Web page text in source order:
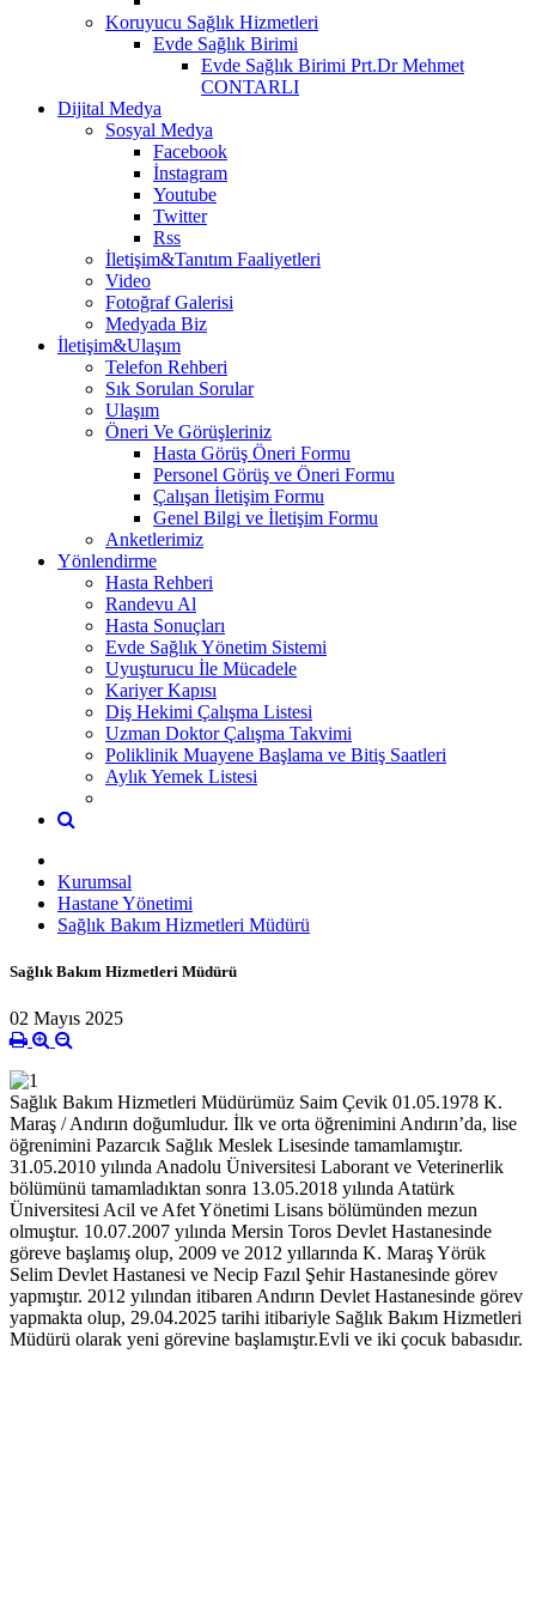
Koruyucu Sağlık Hizmetleri
Evde Sağlık Birimi
Evde Sağlık Birimi Prt.Dr Mehmet
CONTARLI
Dijital Medya
Sosyal Medya
Facebook
İnstagram
Youtube
Twitter
Rss
İletişim&Tanıtım Faaliyetleri
Video
Fotoğraf Galerisi
Medyada Biz
İletişim&Ulaşım
Telefon Rehberi
Sık Sorulan Sorular
Ulaşım
Öneri Ve Görüşleriniz
Hasta Görüş Öneri Formu
Personel Görüş ve Öneri Formu
Çalışan İletişim Formu
Genel Bilgi ve İletişim Formu
Anketlerimiz
Yönlendirme
Hasta Rehberi
Randevu Al
Hasta Sonuçları
Evde Sağlık Yönetim Sistemi
Uyuşturucu İle Mücadele
Kariyer Kapısı
Diş Hekimi Çalışma Listesi
Uzman Doktor Çalışma Takvimi
Poliklinik Muayene Başlama ve Bitiş Saatleri
Aylık Yemek Listesi
Kurumsal
Hastane Yönetimi
Sağlık Bakım Hizmetleri Müdürü
Sağlık Bakım Hizmetleri Müdürü
02 Mayıs 2025
Sağlık Bakım Hizmetleri Müdürümüz Saim Çevik 01.05.1978 K.
Maraş / Andırın doğumludur. İlk ve orta öğrenimini Andırın’da, lise
öğrenimini Pazarcık Sağlık Meslek Lisesinde tamamlamıştır.
31.05.2010 yılında Anadolu Üniversitesi Laborant ve Veterinerlik
bölümünü tamamladıktan sonra 13.05.2018 yılında Atatürk
Üniversitesi Acil ve Afet Yönetimi Lisans bölümünden mezun
olmuştur. 10.07.2007 yılında Mersin Toros Devlet Hastanesinde
göreve başlamış olup, 2009 ve 2012 yıllarında K. Maraş Yörük
Selim Devlet Hastanesi ve Necip Fazıl Şehir Hastanesinde görev
yapmıştır. 2012 yılından itibaren Andırın Devlet Hastanesinde görev
yapmakta olup, 29.04.2025 tarihi itibariyle Sağlık Bakım Hizmetleri
Müdürü olarak yeni görevine başlamıştır.Evli ve iki çocuk babasıdır.